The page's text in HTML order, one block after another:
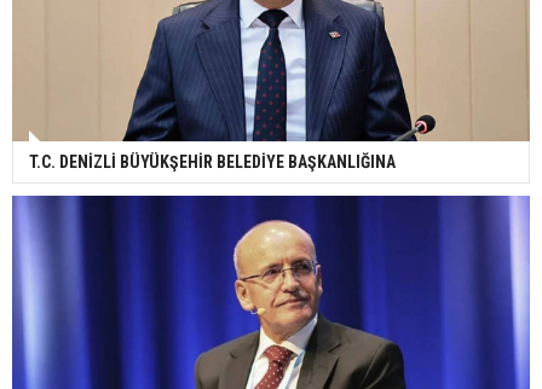
T.C. DENİZLİ BÜYÜKŞEHİR BELEDİYE BAŞKANLIĞINA